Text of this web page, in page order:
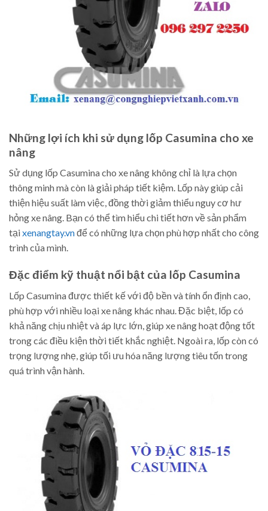
Những lợi ích khi sử dụng lốp Casumina cho xe
nâng
Sử dụng lốp Casumina cho xe nâng không chỉ là lựa chọn
thông minh mà còn là giải pháp tiết kiệm. Lốp này giúp cải
thiện hiệu suất làm việc, đồng thời giảm thiểu nguy cơ hư
hỏng xe nâng. Bạn có thể tìm hiểu chi tiết hơn về sản phẩm
tạixenangtay.vnđể có những lựa chọn phù hợp nhất cho công
trình của mình.
Đặc điểm kỹ thuật nổi bật của lốp Casumina
Lốp Casumina được thiết kế với độ bền và tính ổn định cao,
phù hợp với nhiều loại xe nâng khác nhau. Đặc biệt, lốp có
khả năng chịu nhiệt và áp lực lớn, giúp xe nâng hoạt động tốt
trong các điều kiện thời tiết khắc nghiệt. Ngoài ra, lốp còn có
trọng lượng nhẹ, giúp tối ưu hóa năng lượng tiêu tốn trong
quá trình vận hành.